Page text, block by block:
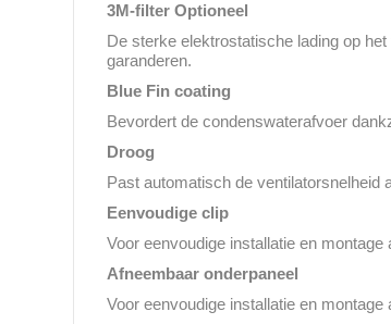
3M-filter Optioneel
De sterke elektrostatische lading op
garanderen.
Blue Fin coating
Bevordert de condenswaterafvoer
Droog
Past automatisch de ventilatorsnelheid
Eenvoudige clip
Voor eenvoudige installatie en montage
Afneembaar onderpaneel
Voor eenvoudige installatie en montage